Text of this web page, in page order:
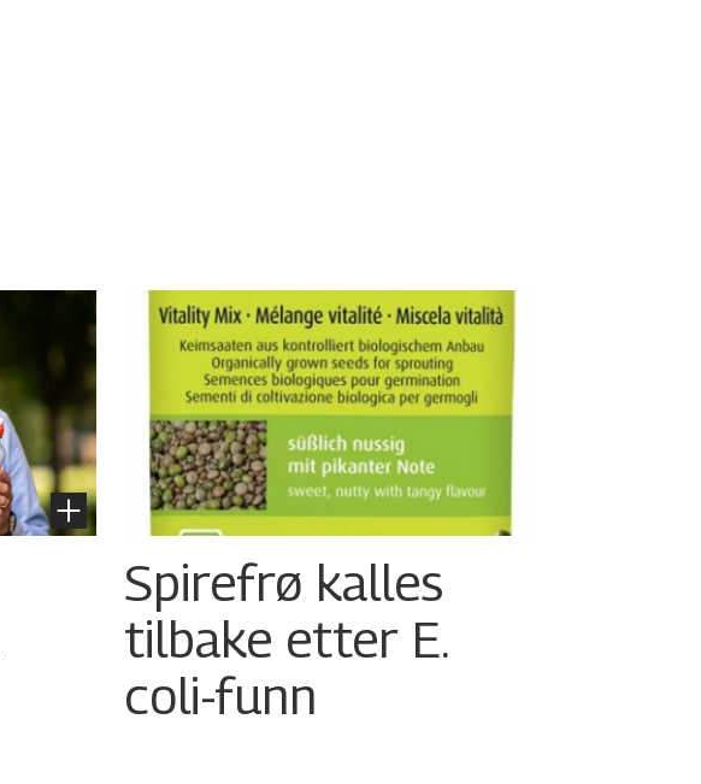
Spirefrø kalles
tilbake etter E.
coli-funn